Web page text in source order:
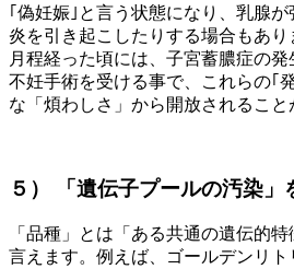
｢偽妊娠｣と言う状態になり、乳腺
炎を引き起こしたりする場合もあり
月程経った頃には、子宮蓄膿症の発
不妊手術を受ける事で、これらの｢
な「煩わしさ」から開放されること
５） 「遺伝子プールの汚染」
「品種」とは「ある共通の遺伝的
言えます。例えば、ゴールデンリト